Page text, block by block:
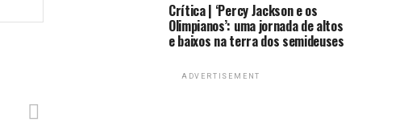
Crítica | ‘Percy Jackson e os
Olimpianos’: uma jornada de altos
e baixos na terra dos semideuses
ADVERTISEMENT